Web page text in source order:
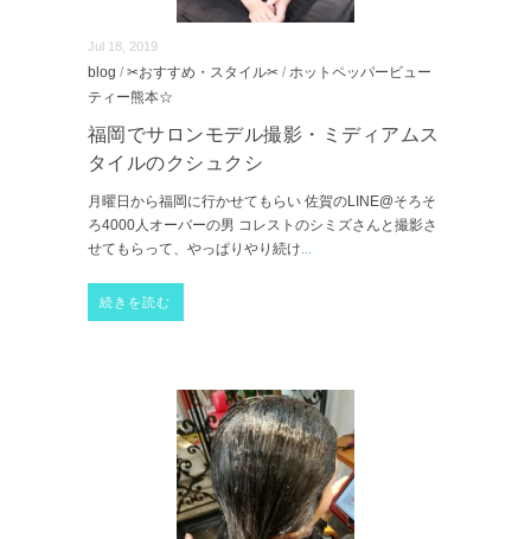
Jul 18, 2019
blog / ✂おすすめ・スタイル✂ / ホットペッパービュー
ティー熊本☆
福岡でサロンモデル撮影・ミディアムス
タイルのクシュクシ
月曜日から福岡に行かせてもらい 佐賀のLINE@そろそ
ろ4000人オーバーの男 コレストのシミズさんと撮影さ
せてもらって、やっぱりやり続け...
続きを読む